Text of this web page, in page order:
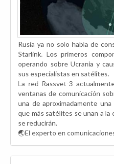
Rusia ya no solo habla de
Starlink. Los primeros
operando sobre Ucrania y
sus especialistas en satélites.
La red Rassvet-3
ventanas de comunicación
una de aproximadamente
que más satélites se unan a
se reducirán.
🌏El experto en